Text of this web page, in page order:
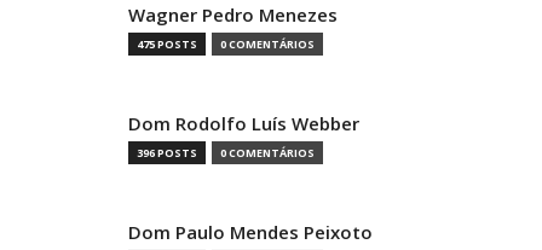
Wagner Pedro Menezes
475 POSTS 0 COMENTÁRIOS
Dom Rodolfo Luís Webber
396 POSTS 0 COMENTÁRIOS
Dom Paulo Mendes Peixoto